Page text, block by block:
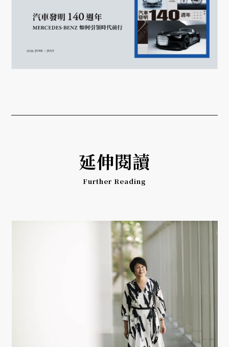
延伸閱讀
Further Reading